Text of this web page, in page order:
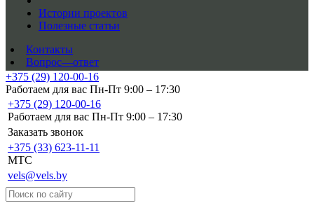
Истории проектов
Полезные статьи
Контакты
Вопрос—ответ
+375 (29) 120-00-16
Работаем для вас Пн-Пт 9:00 – 17:30
+375 (29) 120-00-16
Работаем для вас Пн-Пт 9:00 – 17:30
Заказать звонок
+375 (33) 623-11-11
MTC
vels@vels.by